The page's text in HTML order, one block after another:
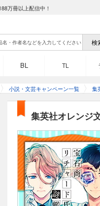
万冊以上配信中！
BL TL
小説・文芸キャンペーン一覧 集
集英社オレンジ